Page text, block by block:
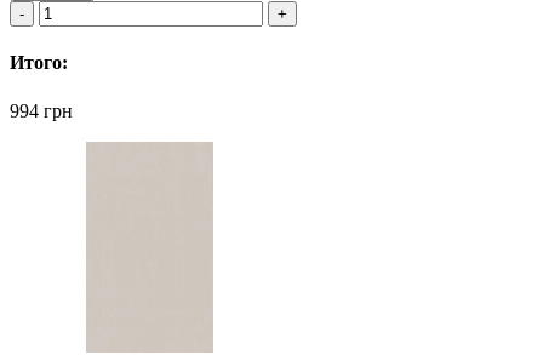
Итого:
994 грн